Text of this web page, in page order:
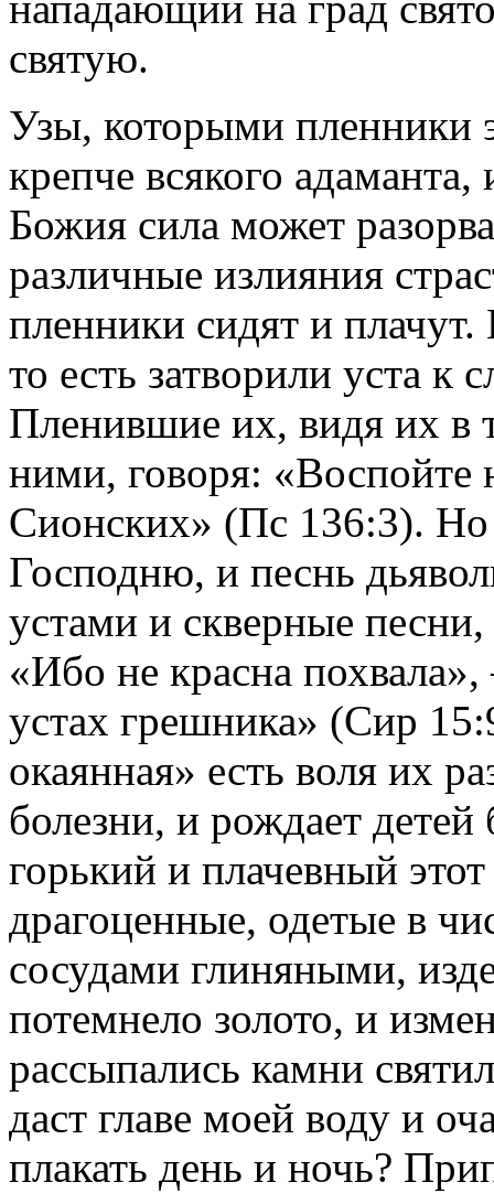
святую.
Узы, которыми пленники
крепче всякого
Божия сила может
различные излияния
пленники сидят и
то есть затворили уста
Пленившие их, видя их в
ними, говоря: «Воспойте
Сионских» (Пс 136:3). Но
Господню, и песнь
устами и скверные
«Ибо не красна
устах грешника» (Сир
окаянная» есть воля их
болезни, и рождает
горький и плачевный
драгоценные, одетые в
сосудами глиняными,
потемнело золото, и
рассыпались камни
даст главе моей воду и
плакать день и ночь?